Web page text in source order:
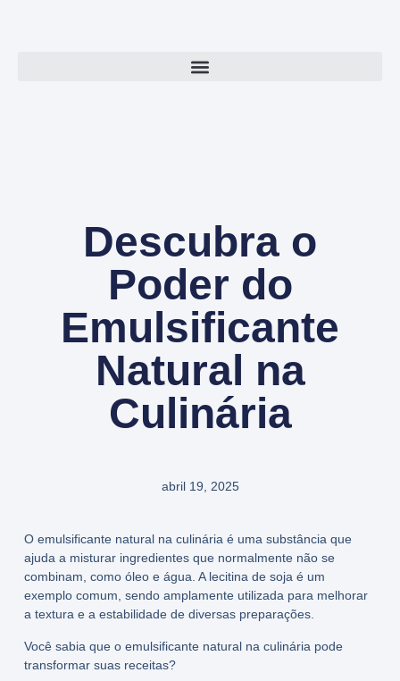
Descubra o
Poder do
Emulsificante
Natural na
Culinária
abril 19, 2025
O emulsificante natural na culinária é uma substância que
ajuda a misturar ingredientes que normalmente não se
combinam, como óleo e água. A lecitina de soja é um
exemplo comum, sendo amplamente utilizada para melhorar
a textura e a estabilidade de diversas preparações.
Você sabia que o emulsificante natural na culinária pode
transformar suas receitas?